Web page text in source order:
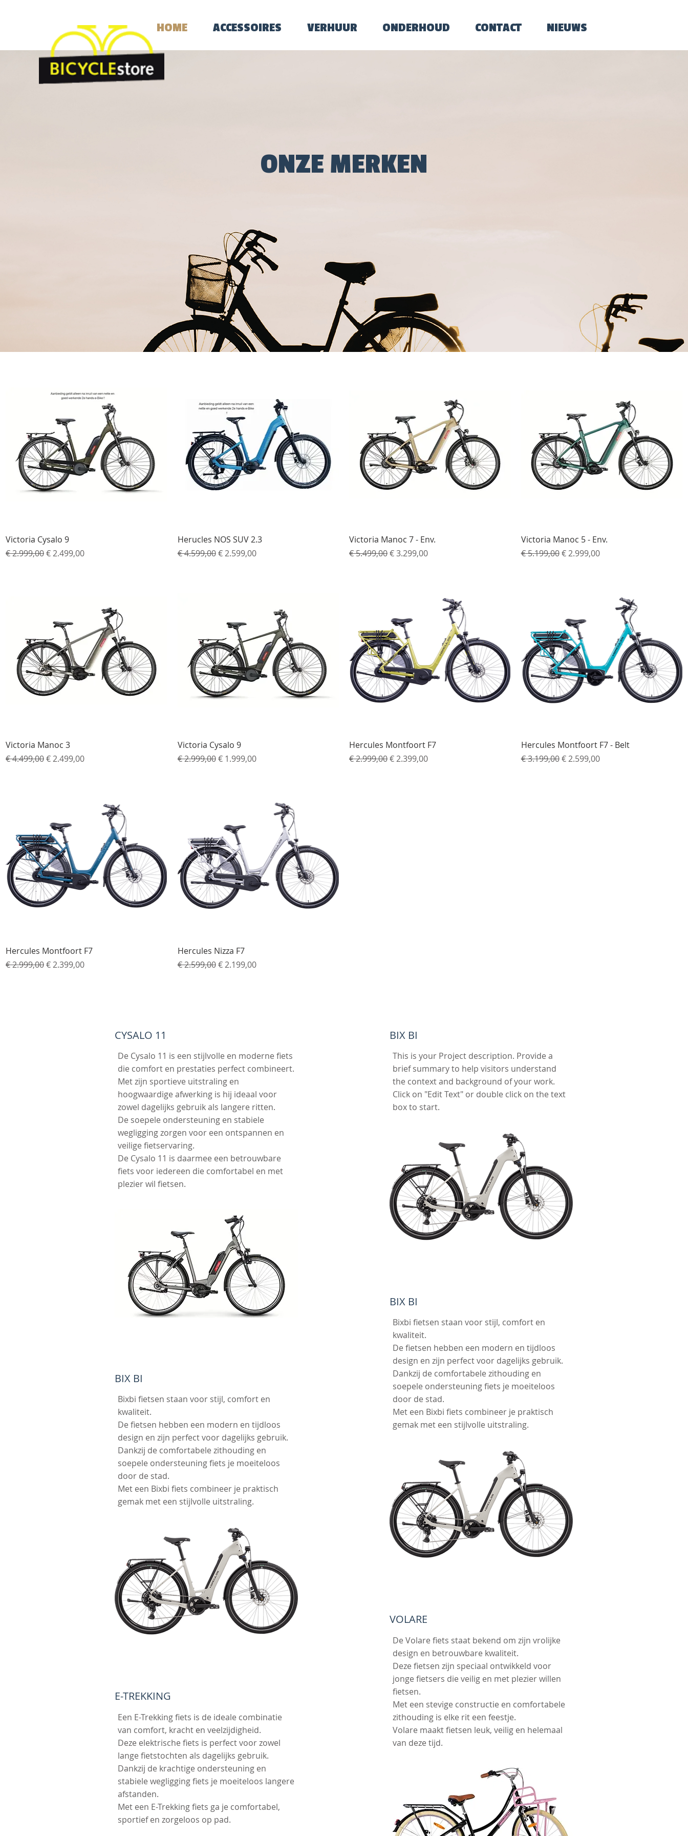
HOME ACCESSOIRES VERHUUR ONDERHOUD CONTACT NIEUWS
ONZE MERKEN
Snel overzicht
Victoria Cysalo 9
Normale prijs
€ 2.999,00Verkoopprijs
€ 2.499,00
Snel overzicht
Herucles NOS SUV 2.3
Normale prijs
€ 4.599,00 Verkoopprijs
€ 2.599,00
Snel overzicht
Victoria Manoc 7 - Env.
Normale prijs
€ 5.499,00Verkoopprijs
€ 3.299,00
Snel overzicht
Victoria Manoc 5 - Env.
Normale prijs
€ 5.199,00 Verkoopprijs
€ 2.999,00
Snel overzicht
Victoria Manoc 3
Normale prijs
€ 4.499,00Verkoopprijs
€ 2.499,00
Snel overzicht
Victoria Cysalo 9
Normale prijs
€ 2.999,00 Verkoopprijs
€ 1.999,00
Snel overzicht
Hercules Montfoort F7
Normale prijs
€ 2.999,00Verkoopprijs
€ 2.399,00
Snel overzicht
Hercules Montfoort F7 - Belt
Normale prijs
€ 3.199,00 Verkoopprijs
€ 2.599,00
Snel overzicht
Hercules Montfoort F7
Normale prijs
€ 2.999,00Verkoopprijs
€ 2.399,00
Snel overzicht
Hercules Nizza F7
Normale prijs
€ 2.599,00 Verkoopprijs
€ 2.199,00
CYSALO 11
De Cysalo 11 is een stijlvolle en moderne fiets
die comfort en prestaties perfect combineert.
Met zijn sportieve uitstraling en
hoogwaardige afwerking is hij ideaal voor
zowel dagelijks gebruik als langere ritten.
De soepele ondersteuning en stabiele
wegligging zorgen voor een ontspannen en
veilige fietservaring.
De Cysalo 11 is daarmee een betrouwbare
fiets voor iedereen die comfortabel en met
plezier wil fietsen.
BIX BI
Bixbi fietsen staan voor stijl, comfort en
kwaliteit.
De fietsen hebben een modern en tijdloos
design en zijn perfect voor dagelijks gebruik.
Dankzij de comfortabele zithouding en
soepele ondersteuning fiets je moeiteloos
door de stad.
Met een Bixbi fiets combineer je praktisch
gemak met een stijlvolle uitstraling.
E-TREKKING
Een E-Trekking fiets is de ideale combinatie
van comfort, kracht en veelzijdigheid.
Deze elektrische fiets is perfect voor zowel
lange fietstochten als dagelijks gebruik.
Dankzij de krachtige ondersteuning en
stabiele wegligging fiets je moeiteloos langere
afstanden.
Met een E-Trekking fiets ga je comfortabel,
sportief en zorgeloos op pad.
BIX BI
This is your Project description. Provide a
brief summary to help visitors understand
the context and background of your work.
Click on "Edit Text" or double click on the text
box to start.
BIX BI
Bixbi fietsen staan voor stijl, comfort en
kwaliteit.
De fietsen hebben een modern en tijdloos
design en zijn perfect voor dagelijks gebruik.
Dankzij de comfortabele zithouding en
soepele ondersteuning fiets je moeiteloos
door de stad.
Met een Bixbi fiets combineer je praktisch
gemak met een stijlvolle uitstraling.
VOLARE
De Volare fiets staat bekend om zijn vrolijke
design en betrouwbare kwaliteit.
Deze fietsen zijn speciaal ontwikkeld voor
jonge fietsers die veilig en met plezier willen
fietsen.
Met een stevige constructie en comfortabele
zithouding is elke rit een feestje.
Volare maakt fietsen leuk, veilig en helemaal
van deze tijd.